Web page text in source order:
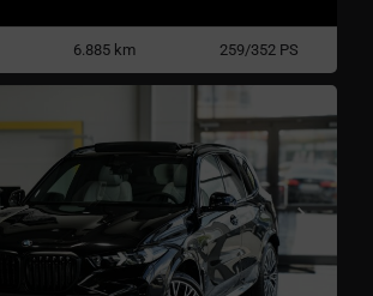
6.885 km 259/352 PS